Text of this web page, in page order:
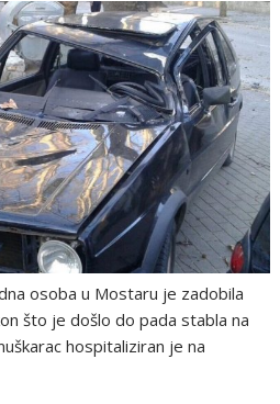
osoba u Mostaru je zadobila
što je došlo do pada stabla na
hospitaliziran je na